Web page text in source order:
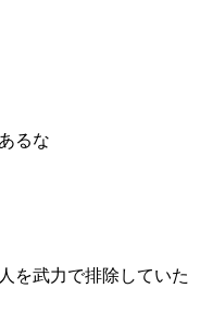
るな
を武力で排除していた